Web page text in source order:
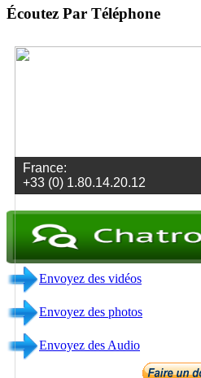
Écoutez Par Téléphone
Envoyez des vidéos
Envoyez des photos
Envoyez des Audio